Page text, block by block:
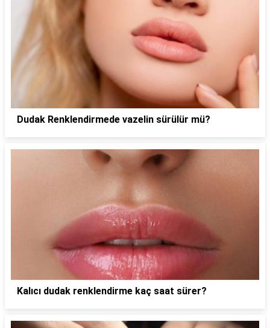
Dudak Renklendirmede vazelin sürülür mü?
Kalıcı dudak renklendirme kaç saat sürer?